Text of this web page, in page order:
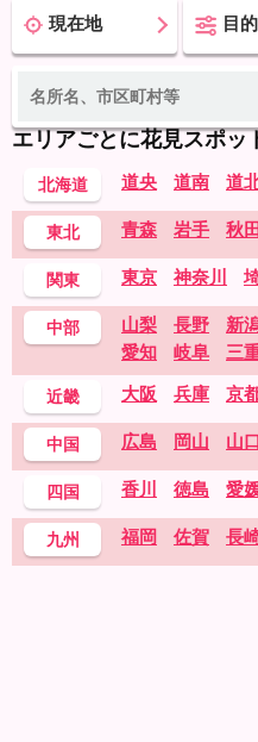
現在地 目
エリアごとに花見スポッ
北海道 道央 道南 道
東北 青森 岩手 秋田
関東 東京 神奈川
中部 山梨 長野 新
愛知
岐阜 三
近畿 大阪 兵庫 京
中国 広島 岡山 山口
四国 香川 徳島 愛
九州 福岡 佐賀 長